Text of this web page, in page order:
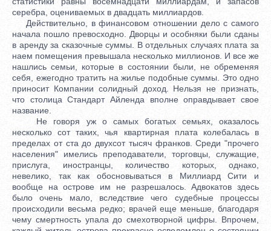
серебра, оцениваемых в двадцать миллиардов.
Действительно, в финансовом отношении дело с самого
начала пошло превосходно. Дворцы и особняки были сданы
в аренду за сказочные суммы. В отдельных случаях плата за
наем помещения превышала несколько миллионов. И все же
нашлись семьи, которые в состоянии были, не обременяя
себя, ежегодно тратить на жилье подобные суммы. Это одно
приносит Компании солидный доход. Нельзя не признать,
что столица Стандарт Айленда вполне оправдывает свое
название.
Не говоря уж о самых богатых семьях, оказалось
несколько сот таких, чья квартирная плата колебалась в
пределах от ста до двухсот тысяч франков. Среди "прочего
населения" имелись преподаватели, торговцы, служащие,
прислуга, иностранцы, количество которых, однако,
невелико, так как обосновываться в Миллиард Сити и
вообще на острове им не разрешалось. Адвокатов здесь
было очень мало, вследствие чего судебные процессы
происходили весьма редко; врачей еще меньше, благодаря
чему смертность упала до смехотворной цифры. Впрочем,